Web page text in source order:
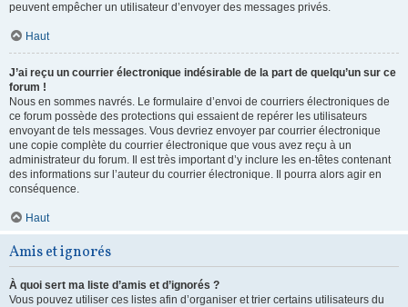
peuvent empêcher un utilisateur d’envoyer des messages privés.
Haut
J’ai reçu un courrier électronique indésirable de la part de quelqu’un sur ce
forum !
Nous en sommes navrés. Le formulaire d’envoi de courriers électroniques de
ce forum possède des protections qui essaient de repérer les utilisateurs
envoyant de tels messages. Vous devriez envoyer par courrier électronique
une copie complète du courrier électronique que vous avez reçu à un
administrateur du forum. Il est très important d’y inclure les en-têtes contenant
des informations sur l’auteur du courrier électronique. Il pourra alors agir en
conséquence.
Haut
Amis et ignorés
À quoi sert ma liste d’amis et d’ignorés ?
Vous pouvez utiliser ces listes afin d’organiser et trier certains utilisateurs du